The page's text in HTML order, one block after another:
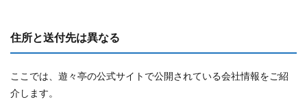
住所と送付先は異なる
ここでは、遊々亭の公式サイトで公開されている会社情報をご紹
介します。